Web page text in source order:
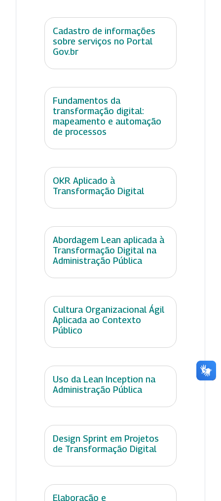
Cadastro de informações
sobre serviços no Portal
Gov.br
Fundamentos da
transformação digital:
mapeamento e automação
de processos
OKR Aplicado à
Transformação Digital
Abordagem Lean aplicada à
Transformação Digital na
Administração Pública
Cultura Organizacional Ágil
Aplicada ao Contexto
Público
Uso da Lean Inception na
Administração Pública
Design Sprint em Projetos
de Transformação Digital
Elaboração e